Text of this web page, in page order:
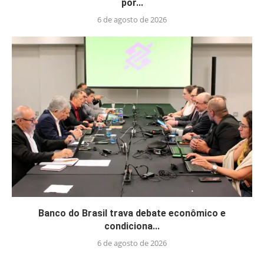
por...
6 de agosto de 2026
Banco do Brasil trava debate econômico e
condiciona...
6 de agosto de 2026